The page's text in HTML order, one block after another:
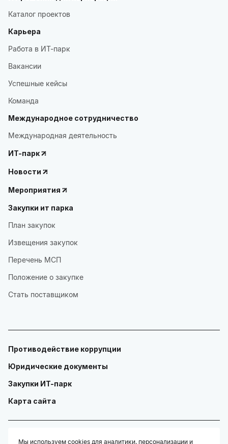
Каталог проектов
Карьера
Работа в ИТ-парк
Вакансии
Успешные кейсы
Команда
Международное сотрудничество
Международная деятельность
ИТ-парк
Новости
Мероприятия
Закупки ит парка
План закупок
Извещения закупок
Перечень МСП
Положение о закупке
Стать поставщиком
Противодействие коррупции
Юридические документы
Закупки ИТ-парк
Карта сайта
Мы используем cookies для аналитики, персонализации и